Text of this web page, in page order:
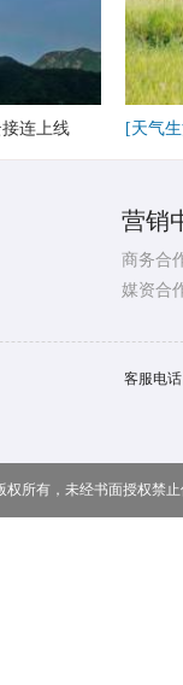
连上线 [天气
营销
商务合
媒资合
客服电
权所有，未经书面授权